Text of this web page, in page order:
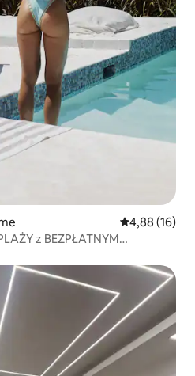
Średnia
4,88 (16)
z BEZPŁATNYM
Wybór gości